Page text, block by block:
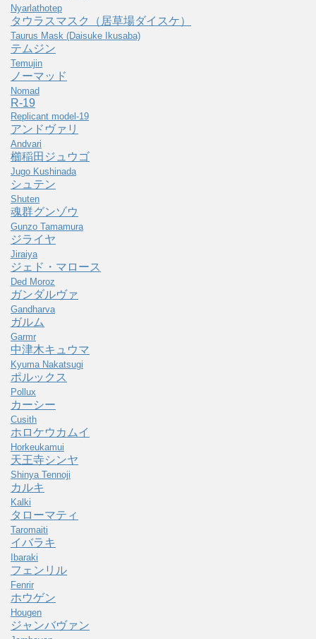
Nyarlathotep
タウラスマスク（居草場ダイスケ）
Taurus Mask (Daisuke Ikusaba)
テムジン
Temujin
ノーマッド
Nomad
R-19
Replicant model-19
アンドヴァリ
Andvari
櫛稲田ジュウゴ
Jugo Kushinada
シュテン
Shuten
魂群グンゾウ
Gunzo Tamamura
ジライヤ
Jiraiya
ジェド・マロース
Ded Moroz
ガンダルヴァ
Gandharva
ガルム
Garmr
中津木キュウマ
Kyuma Nakatsugi
ポルックス
Pollux
カーシー
Cusith
ホロケウカムイ
Horkeukamui
天王寺シンヤ
Shinya Tennoji
カルキ
Kalki
タローマティ
Taromaiti
イバラキ
Ibaraki
フェンリル
Fenrir
ホウゲン
Hougen
ジャンバヴァン